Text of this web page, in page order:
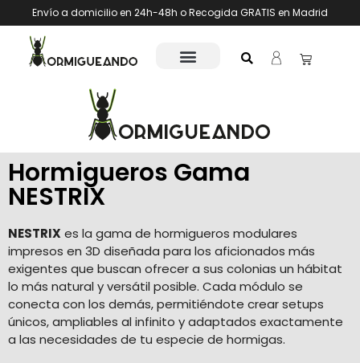
Envío a domicilio en 24h-48h o Recogida GRATIS en Madrid
Hormigueros Gama
NESTRIX
NESTRIX es la gama de hormigueros modulares
impresos en 3D diseñada para los aficionados más
exigentes que buscan ofrecer a sus colonias un hábitat
lo más natural y versátil posible. Cada módulo se
conecta con los demás, permitiéndote crear setups
únicos, ampliables al infinito y adaptados exactamente
a las necesidades de tu especie de hormigas.